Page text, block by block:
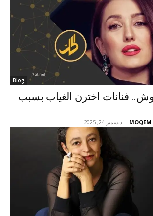
Blog
فنانات اخترن الغياب بسبب
MOQEM
- ديسمبر 24, 2025